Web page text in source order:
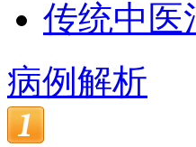
传统中医
病例解析